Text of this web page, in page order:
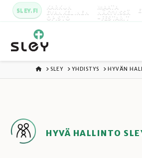
SLEY.FI KARKUN
EVANKELINEN
OPISTO
MAATA
NÄKYVISSÄ
-FESTARIT
ETUSIVU
SLEY YHDISTYS HYVÄN
HYVÄ HALLINTO